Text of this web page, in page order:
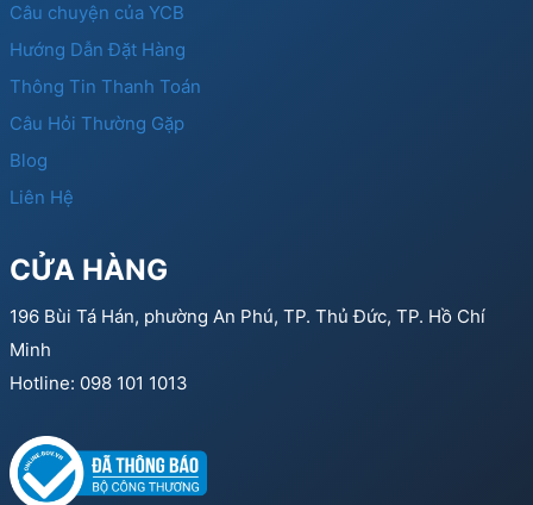
Câu chuyện của YCB
Hướng Dẫn Đặt Hàng
Thông Tin Thanh Toán
Câu Hỏi Thường Gặp
Blog
Liên Hệ
CỬA HÀNG
196 Bùi Tá Hán, phường An Phú, TP. Thủ Đức, TP. Hồ Chí
Minh
Hotline: 098 101 1013